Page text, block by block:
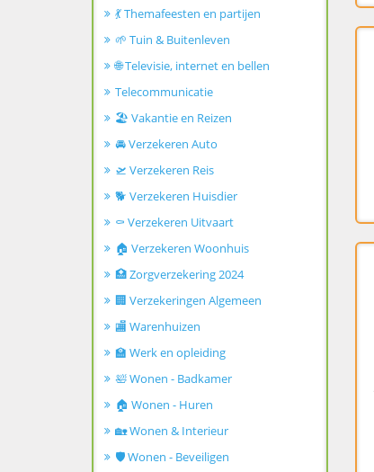
💃 Themafeesten en partijen
🌱 Tuin & Buitenleven
🌐 Televisie, internet en bellen
Telecommunicatie
🏖️ Vakantie en Reizen
🚘 Verzekeren Auto
🛫 Verzekeren Reis
🐕 Verzekeren Huisdier
⚰️ Verzekeren Uitvaart
🏠 Verzekeren Woonhuis
🏥 Zorgverzekering 2024
🏢 Verzekeringen Algemeen
🏬 Warenhuizen
🏫 Werk en opleiding
🛀 Wonen - Badkamer
🏠 Wonen - Huren
🏡 Wonen & Interieur
🛡️ Wonen - Beveiligen